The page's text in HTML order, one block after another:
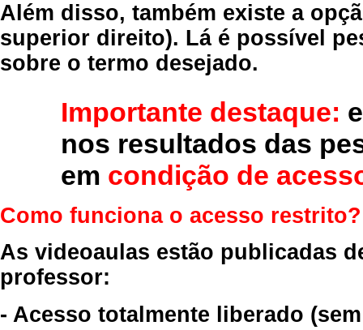
Além disso, também existe a
superior direito). Lá é possível
sobre o termo desejado.
Importante destaque:
nos resultados das
em condição de
Como funciona o acesso restrito?
As videoaulas estão publicadas
professor:
- Acesso totalmente liberado